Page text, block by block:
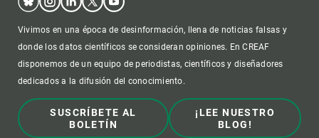
Vivimos en una época de desinformación, llena de noticias falsas y
donde los datos científicos se consideran opiniones. En CREAF
disponemos de un equipo de periodistas, científicos y diseñadores
dedicados a la difusión del conocimiento.
SUSCRÍBETE AL
BOLETÍN
¡LEE NUESTRO
BLOG!